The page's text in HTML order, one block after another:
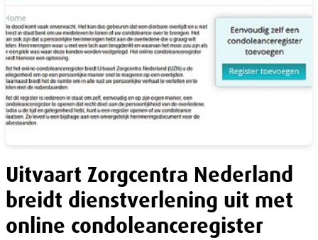
Uitvaart Zorgcentra Nederland
breidt dienstverlening uit met
online condoleanceregister